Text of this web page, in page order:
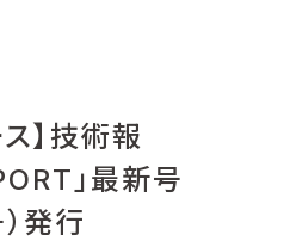
ス】技術報
」最新号
発行